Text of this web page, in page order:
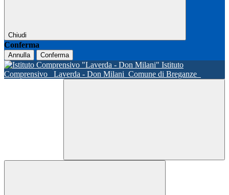
Chiudi
Conferma
Annulla Conferma
Istituto
Comprensivo
Laverda - Don Milani Comune di Breganze